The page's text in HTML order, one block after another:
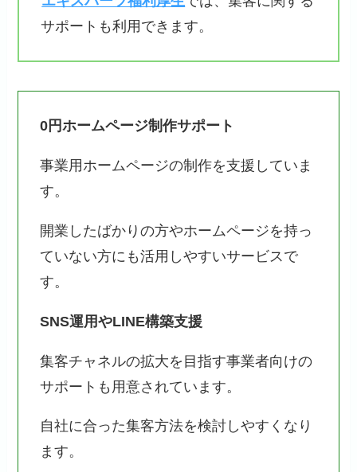
サポートも利用できます。
0円ホームページ制作サポート
事業用ホームページの制作を支援していま
す。
開業したばかりの方やホームページを持っ
ていない方にも活用しやすいサービスで
す。
SNS運用やLINE構築支援
集客チャネルの拡大を目指す事業者向けの
サポートも用意されています。
自社に合った集客方法を検討しやすくなり
ます。